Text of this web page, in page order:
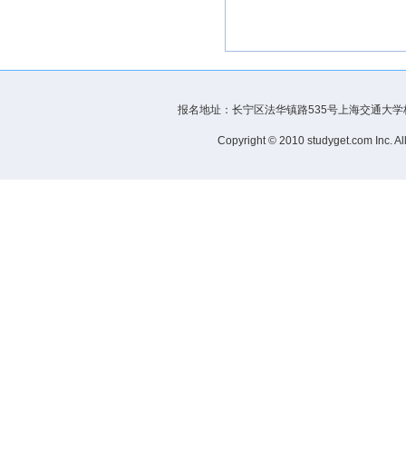
报名地址：长宁区法华镇路535号上海交通大
Copyright © 2010 studyget.com Inc.